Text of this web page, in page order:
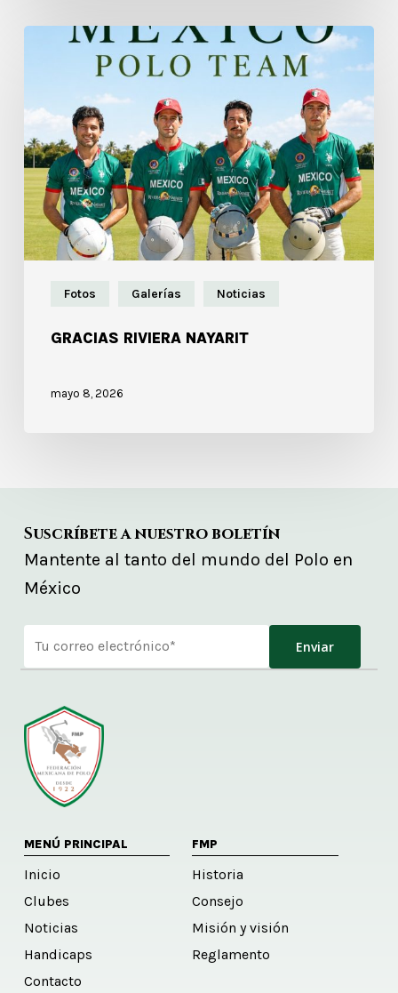
Fotos Galerías Noticias
GRACIAS RIVIERA NAYARIT
mayo 8, 2026
Suscríbete a nuestro boletín
Mantente al tanto del mundo del Polo en
México
MENÚ PRINCIPAL
Inicio
Clubes
Noticias
Handicaps
Contacto
FMP
Historia
Consejo
Misión y visión
Reglamento